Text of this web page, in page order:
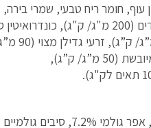
מיובשת, שומן עוף, חומר ריח טבעי, שמרי
מ”ג/ ק”ג), מנן-
גלוקן (50 מ”ג/ ק”ג), זנב הארי מיובש ( 50 מ”ג/ ק”ג), אובליפיחה מיובשת (50 מ”ג/ ק”ג),